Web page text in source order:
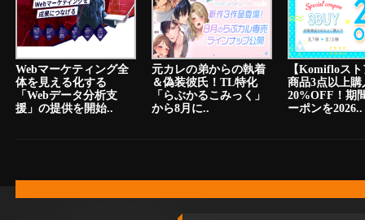
Webマーケティング全
体を見える化する
「Webデータ分析支
援」の提供を開始..
元カレの弟からの執着
＆偽装彼氏！TL特化
「らぶかるこみっく」
から8月に..
【Komifloス
商品3点以上購
20%OFF！期
ーポンを2026..